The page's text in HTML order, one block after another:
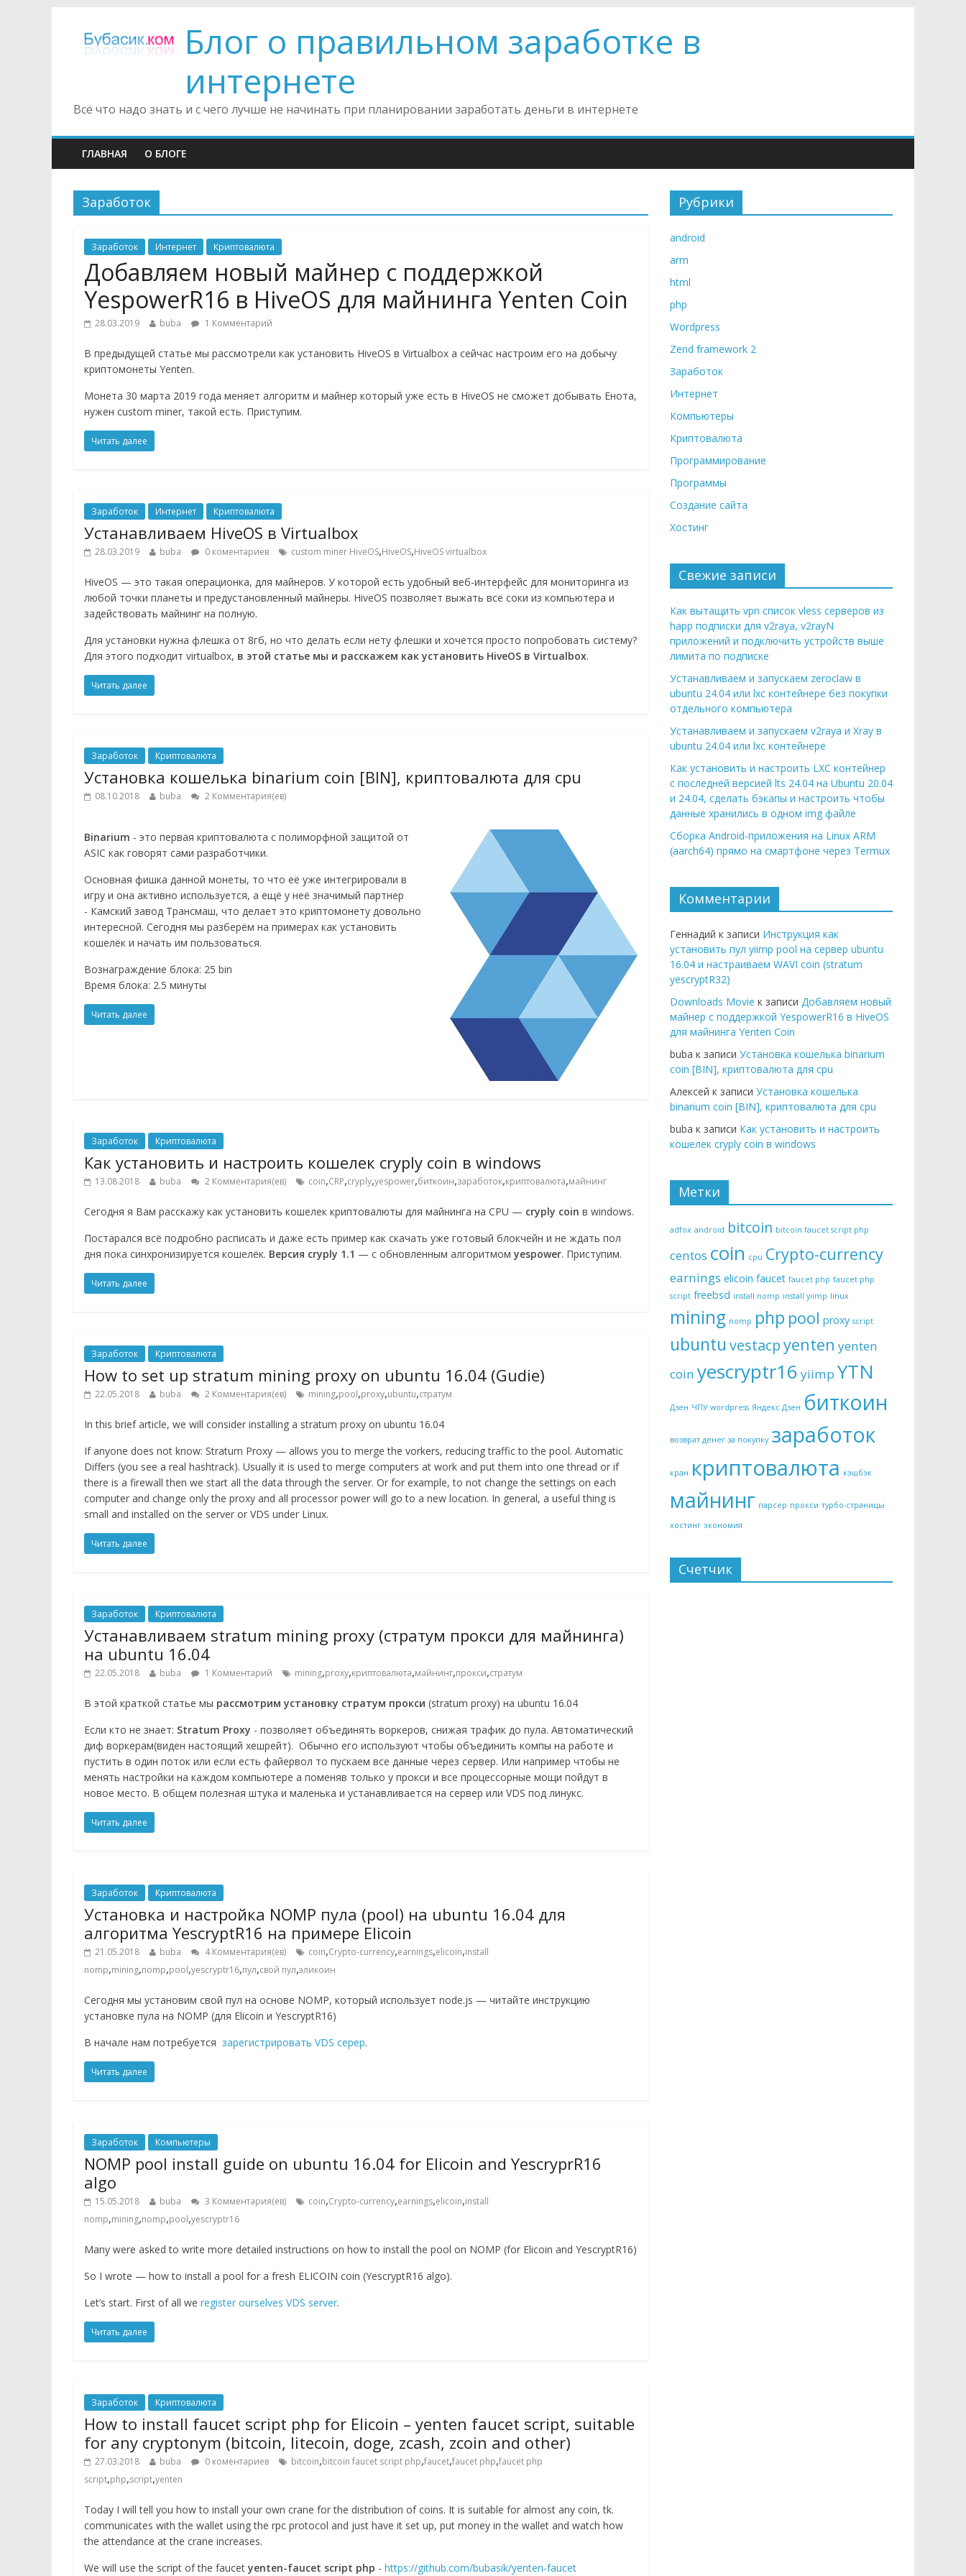
Блог о правильном заработке в
интернете
Всё что надо знать и с чего лучше не начинать при планировании заработать деньги в интернете
ГЛАВНАЯ О БЛОГЕ
Заработок
Заработок Интернет Криптовалюта
Добавляем новый майнер с поддержкой
YespowerR16 в HiveOS для майнинга Yenten Coin
28.03.2019 buba 1 Комментарий
В предыдущей статье мы рассмотрели как установить HiveOS в Virtualbox а сейчас настроим его на добычу
криптомонеты Yenten.
Монета 30 марта 2019 года меняет алгоритм и майнер который уже есть в HiveOS не сможет добывать Енота,
нужен custom miner, такой есть. Приступим.
Читать далее
Заработок Интернет Криптовалюта
Устанавливаем HiveOS в Virtualbox
28.03.2019 buba 0 коментариев custom miner HiveOS,HiveOS,HiveOS virtualbox
HiveOS — это такая операционка, для майнеров. У которой есть удобный веб-интерфейс для мониторинга из
любой точки планеты и предустановленный майнеры. HiveOS позволяет выжать все соки из компьютера и
задействовать майнинг на полную.
Для установки нужна флешка от 8гб, но что делать если нету флешки и хочется просто попробовать систему?
Для этого подходит virtualbox, в этой статье мы и расскажем как установить HiveOS в Virtualbox.
Читать далее
Заработок Криптовалюта
Установка кошелька binarium coin [BIN], криптовалюта для cpu
08.10.2018 buba 2 Комментария(ев)
Binarium - это первая криптовалюта с полиморфной защитой от
ASIC как говорят сами разработчики.
Основная фишка данной монеты, то что её уже интегрировали в
игру и она активно используется, а ещё у неё значимый партнер
- Камский завод Трансмаш, что делает это криптомонету довольно
интересной. Сегодня мы разберём на примерах как установить
кошелёк и начать им пользоваться.
Вознаграждение блока: 25 bin
Время блока: 2.5 минуты
Читать далее
Заработок Криптовалюта
Как установить и настроить кошелек cryply coin в windows
13.08.2018 buba 2 Комментария(ев) coin,CRP,cryply,yespower,биткоин,заработок,криптовалюта,майнинг
Сегодня я Вам расскажу как установить кошелек криптовалюты для майнинга на CPU — cryply coin в windows.
Постарался всё подробно расписать и даже есть пример как скачать уже готовый блокчейн и не ждать пол
дня пока синхронизируется кошелёк. Версия cryply 1.1 — с обновленным алгоритмом yespower. Приступим.
Читать далее
Заработок Криптовалюта
How to set up stratum mining proxy on ubuntu 16.04 (Gudie)
22.05.2018 buba 2 Комментария(ев) mining,pool,proxy,ubuntu,стратум
In this brief article, we will consider installing a stratum proxy on ubuntu 16.04
If anyone does not know: Stratum Proxy — allows you to merge the vorkers, reducing traffic to the pool. Automatic
Differs (you see a real hashtrack). Usually it is used to merge computers at work and put them into one thread or if
there is a firewall then we start all the data through the server. Or for example, to not change the settings on each
computer and change only the proxy and all processor power will go to a new location. In general, a useful thing is
small and installed on the server or VDS under Linux.
Читать далее
Заработок Криптовалюта
Устанавливаем stratum mining proxy (стратум прокси для майнинга)
на ubuntu 16.04
22.05.2018 buba 1 Комментарий mining,proxy,криптовалюта,майнинг,прокси,стратум
В этой краткой статье мы рассмотрим установку стратум прокси (stratum proxy) на ubuntu 16.04
Если кто не знает: Stratum Proxy - позволяет объединять воркеров, снижая трафик до пула. Автоматический
диф воркерам(виден настоящий хешрейт). Обычно его используют чтобы объединить компы на работе и
пустить в один поток или если есть файервол то пускаем все данные через сервер. Или например чтобы не
менять настройки на каждом компьютере а поменяв только у прокси и все процессорные мощи пойдут в
новое место. В общем полезная штука и маленька и устанавливается на сервер или VDS под линукс.
Читать далее
Заработок Криптовалюта
Установка и настройка NOMP пула (pool) на ubuntu 16.04 для
алгоритма YescryptR16 на примере Elicoin
21.05.2018 buba 4 Комментария(ев) coin,Crypto-currency,earnings,elicoin,install
nomp,mining,nomp,pool,yescryptr16,пул,свой пул,эликоин
Сегодня мы установим свой пул на основе NOMP, который использует node.js — читайте инструкцию
установке пула на NOMP (для Elicoin и YescryptR16)
В начале нам потребуется зарегистрировать VDS серер.
Читать далее
Заработок Компьютеры
NOMP pool install guide on ubuntu 16.04 for Elicoin and YescryprR16
algo
15.05.2018 buba 3 Комментария(ев) coin,Crypto-currency,earnings,elicoin,install
nomp,mining,nomp,pool,yescryptr16
Many were asked to write more detailed instructions on how to install the pool on NOMP (for Elicoin and YescryptR16)
So I wrote — how to install a pool for a fresh ELICOIN coin (YescryptR16 algo).
Let’s start. First of all we register ourselves VDS server.
Читать далее
Заработок Криптовалюта
How to install faucet script php for Elicoin – yenten faucet script, suitable
for any cryptonym (bitcoin, litecoin, doge, zcash, zcoin and other)
27.03.2018 buba 0 коментариев bitcoin,bitcoin faucet script php,faucet,faucet php,faucet php
script,php,script,yenten
Today I will tell you how to install your own crane for the distribution of coins. It is suitable for almost any coin, tk.
communicates with the wallet using the rpc protocol and just have it set up, put money in the wallet and watch how
the attendance at the crane increases.
We will use the script of the faucet yenten-faucet script php - https://github.com/bubasik/yenten-faucet
Рубрики
android
arm
html
php
Wordpress
Zend framework 2
Заработок
Интернет
Компьютеры
Криптовалюта
Программирование
Программы
Создание сайта
Хостинг
Свежие записи
Как вытащить vpn список vless серверов из
happ подписки для v2raya, v2rayN
приложений и подключить устройств выше
лимита по подписке
Устанавливаем и запускаем zeroclaw в
ubuntu 24.04 или lxc контейнере без покупки
отдельного компьютера
Устанавливаем и запускаем v2raya и Xray в
ubuntu 24.04 или lxc контейнере
Как установить и настроить LXC контейнер
с последней версией lts 24.04 на Ubuntu 20.04
и 24.04, сделать бэкапы и настроить чтобы
данные хранились в одном img файле
Сборка Android-приложения на Linux ARM
(aarch64) прямо на смартфоне через Termux
Комментарии
Геннадий к записи Инструкция как
установить пул yiimp pool на сервер ubuntu
16.04 и настраиваем WAVI coin (stratum
yescryptR32)
Downloads Movie к записи Добавляем новый
майнер с поддержкой YespowerR16 в HiveOS
для майнинга Yenten Coin
buba к записи Установка кошелька binarium
coin [BIN], криптовалюта для cpu
Алексей к записи Установка кошелька
binarium coin [BIN], криптовалюта для cpu
buba к записи Как установить и настроить
кошелек cryply coin в windows
Метки
adfox android bitcoin bitcoin faucet script php
centos coin cpu Crypto-currency
earnings elicoin faucet faucet php faucet php
script freebsd install nomp install yiimp linux
mining nomp php pool proxy script
ubuntu vestacpyenten yenten
coin yescryptr16 yiimp YTN
Дзен ЧПУ wordpress Яндекс Дзен биткоин
возврат денег за покупку заработок
кран криптовалюта кэшбэк
майнинг парсер прокси турбо-страницы
хостинг экономия
Счетчик